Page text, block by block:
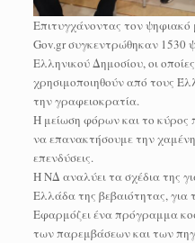
Επιτυγχάνοντας τον
Gov.gr συγκεντρώθηκαν 1530
Ελληνικού Δημοσίου, οι
χρησιμοποιηθούν από τους
την γραφειοκρατία.
Η μείωση φόρων και το κύρος
να επανακτήσουμε την χαμένη
επενδύσεις.
Η ΝΔ αναλύει τα σχέδια της
Ελλάδα της βεβαιότητας,
Εφαρμόζει ένα πρόγραμμα
των παρεμβάσεων και των